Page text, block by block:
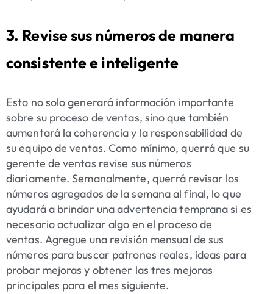
3. Revise sus números de manera
consistente e inteligente
Esto no solo generará información importante
sobre su proceso de ventas, sino que también
aumentará la coherencia y la responsabilidad de
su equipo de ventas. Como mínimo, querrá que su
gerente de ventas revise sus números
diariamente. Semanalmente, querrá revisar los
números agregados de la semana al final, lo que
ayudará a brindar una advertencia temprana si es
necesario actualizar algo en el proceso de
ventas. Agregue una revisión mensual de sus
números para buscar patrones reales, ideas para
probar mejoras y obtener las tres mejoras
principales para el mes siguiente.